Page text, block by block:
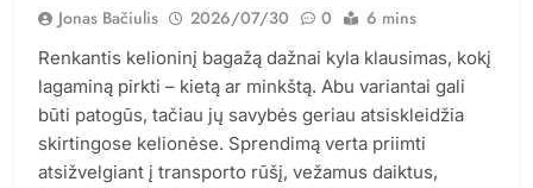
Jonas Bačiulis 2026/07/30 0 6 mins
Renkantis kelioninį bagažą dažnai kyla klausimas, kokį
lagaminą pirkti – kietą ar minkštą. Abu variantai gali
būti patogūs, tačiau jų savybės geriau atsiskleidžia
skirtingose kelionėse. Sprendimą verta priimti
atsižvelgiant į transporto rūšį, vežamus daiktus,